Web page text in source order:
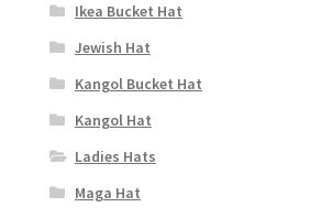
Ikea Bucket Hat
Jewish Hat
Kangol Bucket Hat
Kangol Hat
Ladies Hats
Maga Hat